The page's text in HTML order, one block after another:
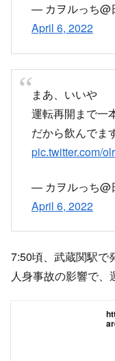
— カヲルっち@
April 6, 2022
まあ、いいや
運転再開まで一
だから飲んでま
pic.twitter.com/
— カヲルっち@
April 6, 2022
7:50頃、武蔵関駅で
人身事故の影響で、